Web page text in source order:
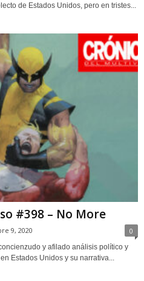
de Estados Unidos, pero en tristes...
#398 – No More
9, 2020 0
y afilado análisis político y
Estados Unidos y su narrativa...